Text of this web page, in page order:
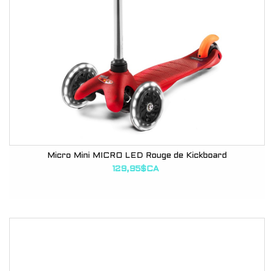
Micro Mini MICRO LED Rouge de Kickboard
129,95$CA